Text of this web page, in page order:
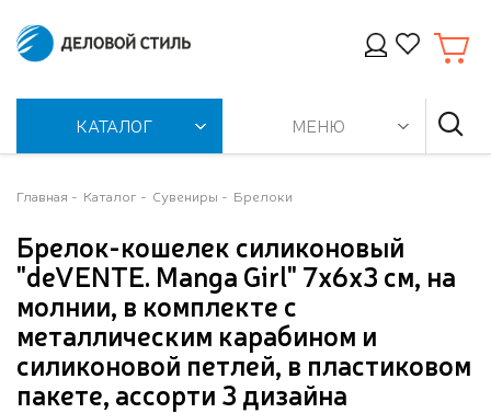
КАТАЛОГ МЕНЮ
Главная Каталог Сувениры Брелоки
Брелок-кошелек силиконовый
"deVENTE. Manga Girl" 7x6x3 cм, на
молнии, в комплекте с
металлическим карабином и
силиконовой петлей, в пластиковом
пакете, ассорти 3 дизайна